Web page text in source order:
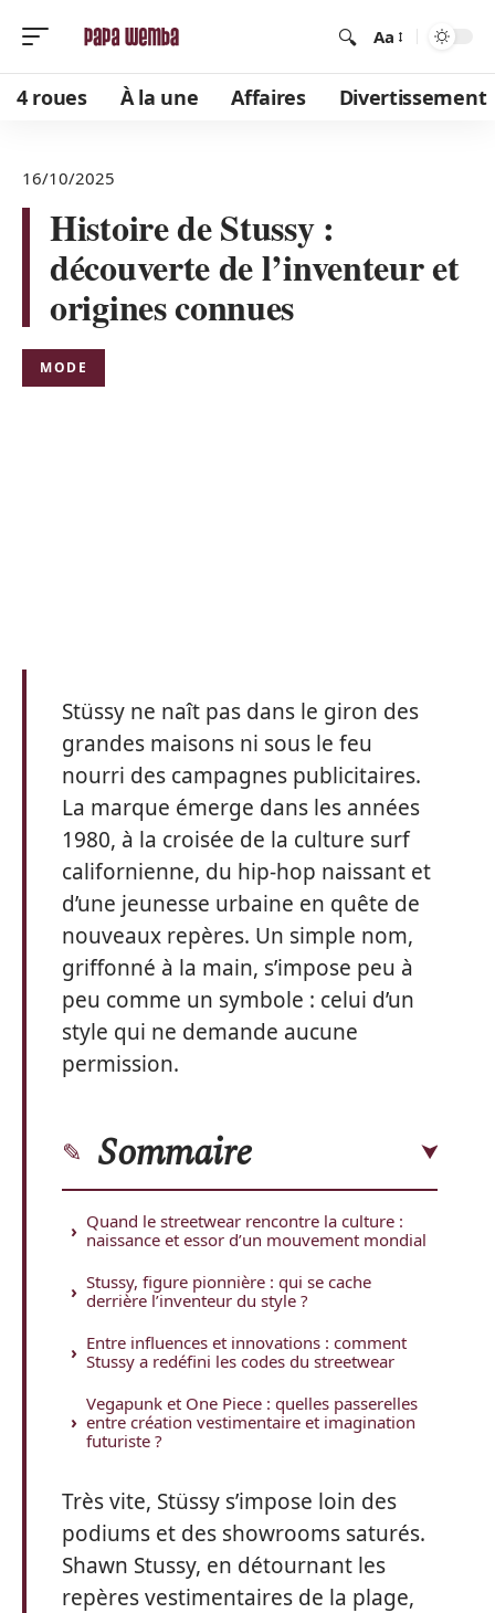
Aa
4 roues À la une Affaires Divertissement
16/10/2025
Histoire de Stussy :
découverte de l’inventeur et
origines connues
MODE
Stüssy ne naît pas dans le giron des
grandes maisons ni sous le feu
nourri des campagnes publicitaires.
La marque émerge dans les années
1980, à la croisée de la culture surf
californienne, du hip-hop naissant et
d’une jeunesse urbaine en quête de
nouveaux repères. Un simple nom,
griffonné à la main, s’impose peu à
peu comme un symbole : celui d’un
style qui ne demande aucune
permission.
Sommaire
Quand le streetwear rencontre la culture :
naissance et essor d’un mouvement mondial
Stussy, figure pionnière : qui se cache
derrière l’inventeur du style ?
Entre influences et innovations : comment
Stussy a redéfini les codes du streetwear
Vegapunk et One Piece : quelles passerelles
entre création vestimentaire et imagination
futuriste ?
Très vite, Stüssy s’impose loin des
podiums et des showrooms saturés.
Shawn Stussy, en détournant les
repères vestimentaires de la plage,